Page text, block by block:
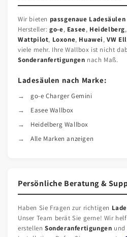
Wir bieten passgenaue Ladesäulen
Hersteller:go-e, Easee, Heidelberg,
Wattpilot, Loxone, Huawei,VW
viele mehr. Ihre Wallbox ist nicht
Sonderanfertigungen nach Maß.
Ladesäulen nach Marke:
go-e Charger Gemini
Easee Wallbox
Heidelberg Wallbox
Alle Marken anzeigen
Persönliche Beratung &
Haben Sie Fragen zur richtigen
Unser Team berät Sie gerne! Wir
erstellen Sonderanfertigungen und